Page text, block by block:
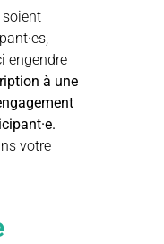
engendre
à une
votre